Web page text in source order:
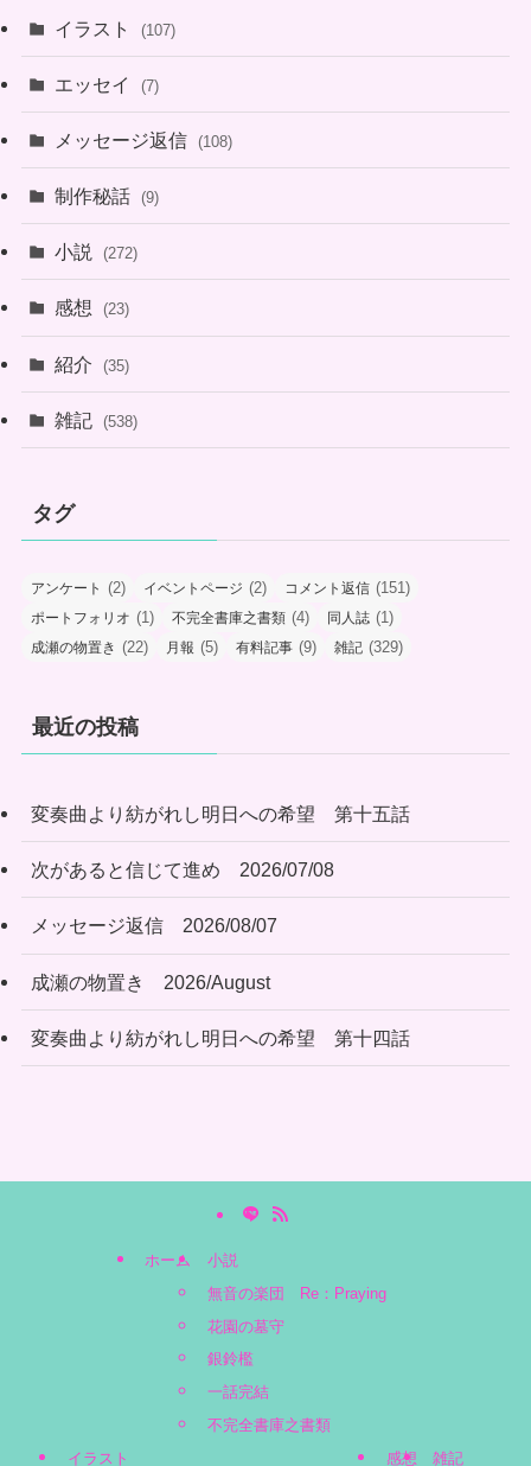
イラスト (107)
エッセイ (7)
メッセージ返信 (108)
制作秘話 (9)
小説 (272)
感想 (23)
紹介 (35)
雑記 (538)
タグ
アンケート (2) イベントページ (2) コメント返信 (151)
ポートフォリオ (1) 不完全書庫之書類 (4) 同人誌 (1)
成瀬の物置き (22) 月報 (5) 有料記事 (9) 雑記 (329)
最近の投稿
変奏曲より紡がれし明日への希望 第十五話
次があると信じて進め 2026/07/08
メッセージ返信 2026/08/07
成瀬の物置き 2026/August
変奏曲より紡がれし明日への希望 第十四話
ホーム
小説
無音の楽団 Re：Praying
花園の墓守
銀鈴檻
一話完結
不完全書庫之書類
イラスト
感想 雑記